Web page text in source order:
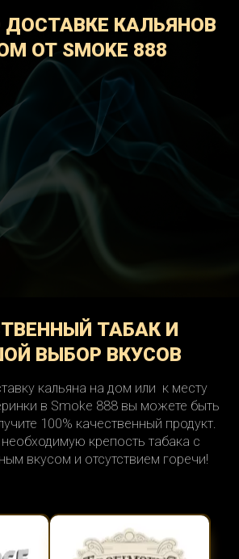
КАЛЬЯНОВ
ОТ SMOKE 888
ТАБАК И
ВЫБОР ВКУСОВ
кальяна на дом или к месту
в Smoke 888 вы можете быть
100% качественный продукт.
крепость табака с
вкусом и отсутствием горечи!